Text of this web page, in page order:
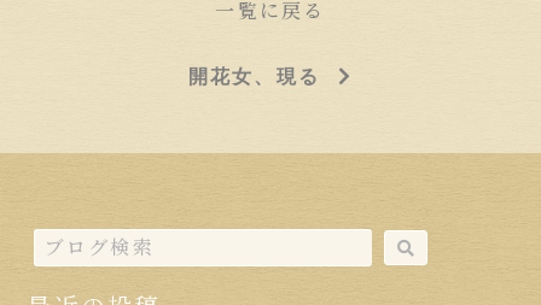
一覧に戻る
開花女、現る